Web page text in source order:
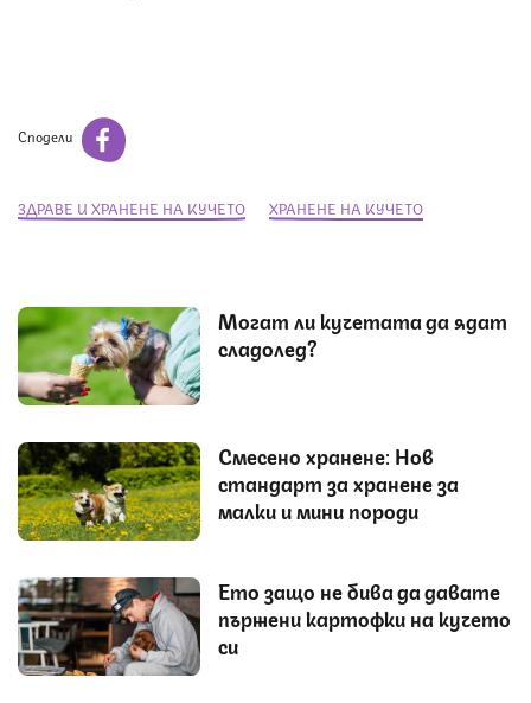
Сподели
ЗДРАВЕ И ХРАНЕНЕ НА КУЧЕТО ХРАНЕНЕ НА КУЧЕТО
Могат ли кучетата да ядат
сладолед?
Смесено хранене: Нов
стандарт за хранене за
малки и мини породи
Ето защо не бива да давате
пържени картофки на кучето
си